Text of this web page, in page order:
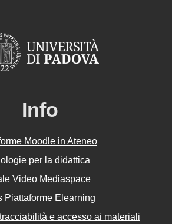
Info
Moodle in Ateneo
per la didattica
Video Mediaspace
Piattaforme Elearning
e accesso ai materiali